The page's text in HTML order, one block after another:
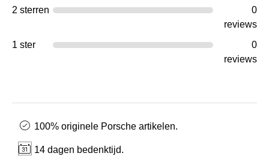
2 sterren
0
reviews
1 ster
0
reviews
100% originele Porsche artikelen.
14 dagen bedenktijd.